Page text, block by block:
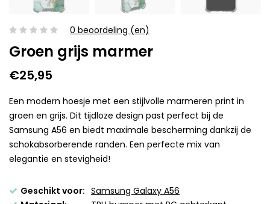
0 beoordeling (en)
Groen grijs marmer
€25,95
Een modern hoesje met een stijlvolle marmeren print in
groen en grijs. Dit tijdloze design past perfect bij de
Samsung A56 en biedt maximale bescherming dankzij de
schokabsorberende randen. Een perfecte mix van
elegantie en stevigheid!
Geschikt voor: Samsung Galaxy A56